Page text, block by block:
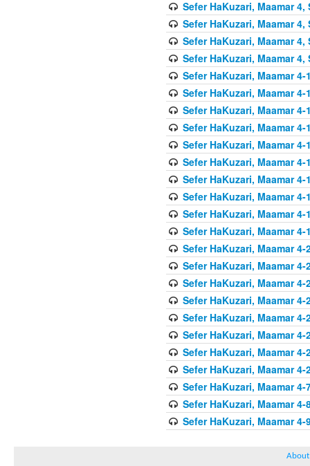
Sefer HaKuzari, Maamar 4,
Sefer HaKuzari, Maamar 4,
Sefer HaKuzari, Maamar 4,
Sefer HaKuzari, Maamar 4,
Sefer HaKuzari, Maamar 4-
Sefer HaKuzari, Maamar 4-
Sefer HaKuzari, Maamar 4-
Sefer HaKuzari, Maamar 4-
Sefer HaKuzari, Maamar 4-
Sefer HaKuzari, Maamar 4-
Sefer HaKuzari, Maamar 4-
Sefer HaKuzari, Maamar 4-
Sefer HaKuzari, Maamar 4-
Sefer HaKuzari, Maamar 4-
Sefer HaKuzari, Maamar 4-
Sefer HaKuzari, Maamar 4-
Sefer HaKuzari, Maamar 4-
Sefer HaKuzari, Maamar 4-
Sefer HaKuzari, Maamar 4-
Sefer HaKuzari, Maamar 4-
Sefer HaKuzari, Maamar 4-
Sefer HaKuzari, Maamar 4-
Sefer HaKuzari, Maamar 4-
Sefer HaKuzari, Maamar 4-
Sefer HaKuzari, Maamar 4-
About